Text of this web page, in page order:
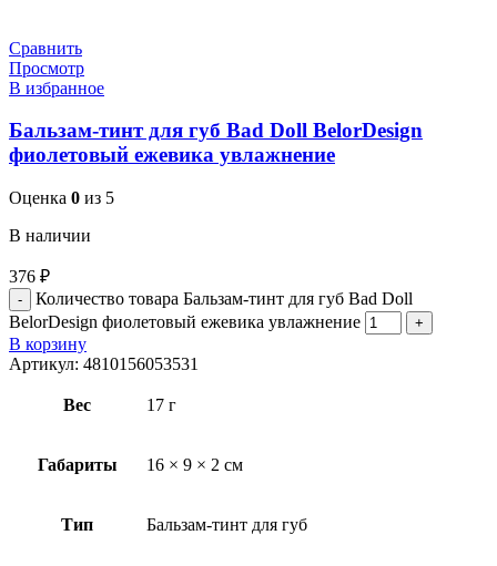
Сравнить
Просмотр
В избранное
Бальзам-тинт для губ Bad Doll BelorDesign
фиолетовый ежевика увлажнение
Оценка 0 из 5
В наличии
376 ₽
Количество товара Бальзам-тинт для губ Bad Doll
BelorDesign фиолетовый ежевика увлажнение
В корзину
Артикул: 4810156053531
Вес 17 г
Габариты 16 × 9 × 2 см
Тип Бальзам-тинт для губ